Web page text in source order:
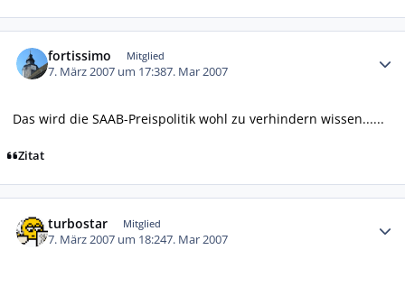
fortissimo Mitglied
7. März 2007 um 17:387. Mar 2007
Das wird die SAAB-Preispolitik wohl zu verhindern wissen......
Zitat
turbostar Mitglied
7. März 2007 um 18:247. Mar 2007